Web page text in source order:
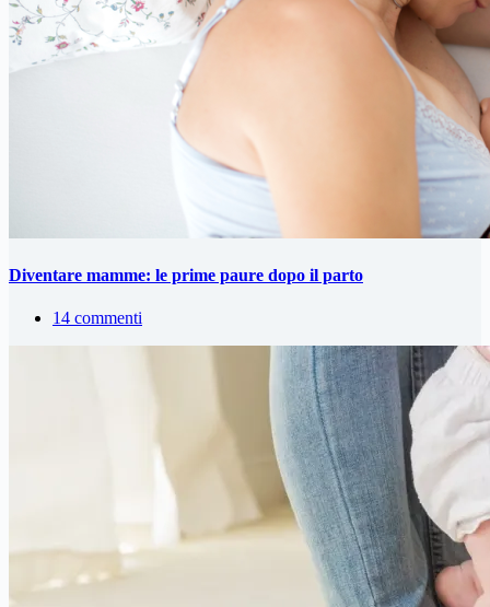
Diventare mamme: le prime paure dopo il parto
14 commenti